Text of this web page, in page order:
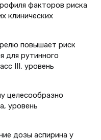
факторов риска
клинических
повышает риск
для рутинного
III, уровень
целесообразно
уровень
дозы аспирина у